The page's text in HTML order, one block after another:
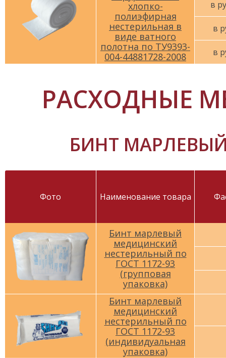
хлопко-
полиэфирная
нестерильная в
виде ватного
полотна по ТУ9393-
004-44881728-2008
в
в
в
РАСХОДНЫЕ
БИНТ
Фото Наименование товара
Бинт марлевый
медицинский
нестерильный по
ГОСТ 1172-93
(групповая
упаковка)
Бинт марлевый
медицинский
нестерильный по
ГОСТ 1172-93
(индивидуальная
упаковка)